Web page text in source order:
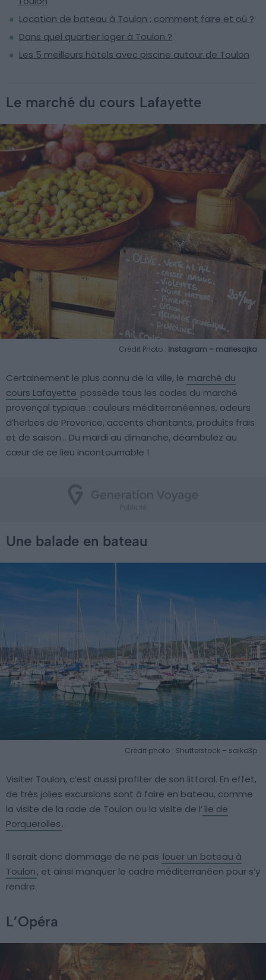
Location de bateau à Toulon : comment faire et où ?
Dans quel quartier loger à Toulon ?
Les 5 meilleurs hôtels avec piscine autour de Toulon
Le marché du cours Lafayette
Crédit Photo : Instagram – mariesajka
Certainement le plus connu de la ville, le marché du
cours Lafayette possède tous les codes du marché
provençal typique : couleurs méditerranéennes, odeurs
d’herbes de Provence, accents chantants, produits frais
et de saison… Du mardi au dimanche, déambulez au
cœur de ce lieu incontournable !
Une balade en bateau
Crédit photo : Shutterstock – saiko3p
Visiter Toulon, c’est aussi profiter de son littoral. En effet,
de très jolies excursions sont à faire en bateau, comme
la visite de la rade de Toulon ou la visite de l’île de
Porquerolles.
Il serait donc dommage de ne pas louer un bateau à
Toulon, et ainsi manquer le cadre méditerranéen pour s’y
rendre.
L’Opéra